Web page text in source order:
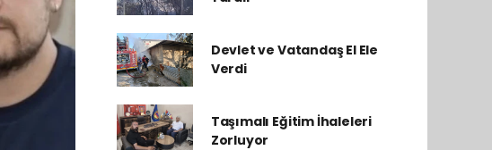
Devlet ve Vatandaş El Ele
Verdi
Taşımalı Eğitim İhaleleri
Zorluyor